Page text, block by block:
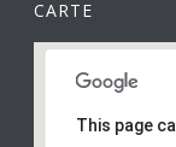
CARTE
This page